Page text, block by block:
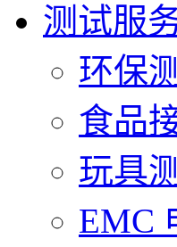
测试服
环保
食品
玩具
EMC